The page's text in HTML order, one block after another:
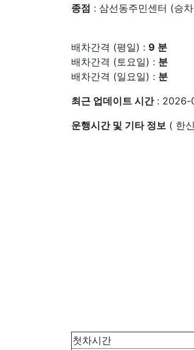
종점 : 삼선동주민센터 (승
배차간격 (평일) : 9 분
배차간격 (토요일) : 분
배차간격 (일요일) : 분
최근 업데이트 시간: 2026-
운행시간 및 기타 정보 ( 한
첫차시간